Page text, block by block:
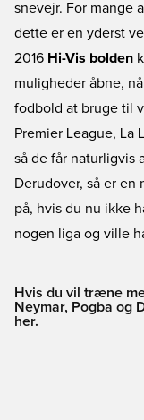
snevejr. For mange
dette er en yderst
2016 Hi-Vis bolden
muligheder åbne,
fodbold at bruge til
Premier League, La
så de får naturligvis
Derudover, så er
på, hvis du nu ikke
nogen liga og ville
Hvis du vil træne
Neymar, Pogba og
her.